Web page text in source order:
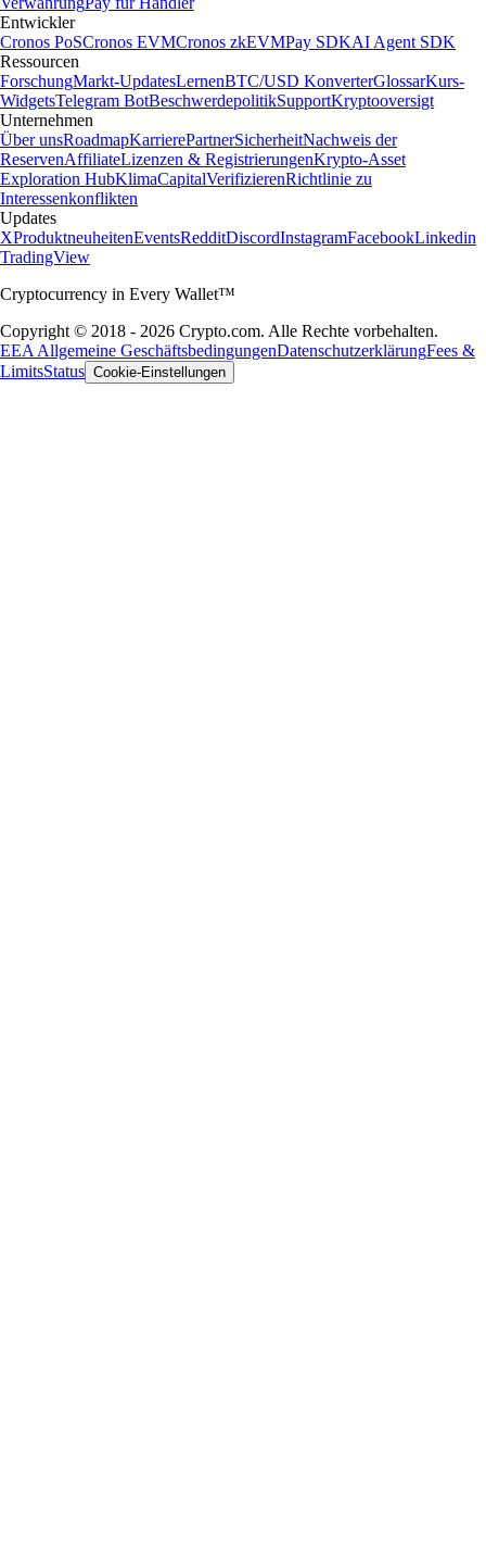
Entwickler
Cronos PoSCronos EVMCronos zkEVMPay SDKAI Agent SDK
Ressourcen
ForschungMarkt-UpdatesLernenBTC/USD KonverterGlossarKurs-
WidgetsTelegram BotBeschwerdepolitikSupportKryptooversigt
Unternehmen
Über unsRoadmapKarrierePartnerSicherheitNachweis der
ReservenAffiliateLizenzen & RegistrierungenKrypto-Asset
Exploration HubKlimaCapitalVerifizierenRichtlinie zu
Interessenkonflikten
Updates
XProduktneuheitenEventsRedditDiscordInstagramFacebookLinkedin
TradingView
Cryptocurrency in Every Wallet™
Copyright © 2018 - 2026 Crypto.com. Alle Rechte vorbehalten.
EEA Allgemeine GeschäftsbedingungenDatenschutzerklärungFees &
LimitsStatus Cookie-Einstellungen